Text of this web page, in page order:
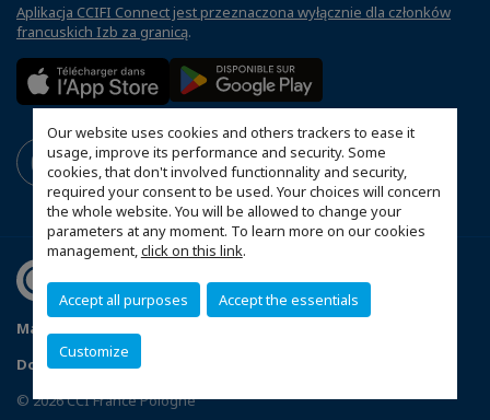
Our website uses cookies and others trackers to ease it
usage, improve its performance and security. Some
cookies, that don't involved functionnality and security,
required your consent to be used. Your choices will concern
the whole website. You will be allowed to change your
parameters at any moment. To learn more on our cookies
management,click on this link.
Accept all purposes Accept the essentials
Customize
Aplikacja CCIFI Connect jest przeznaczona wyłącznie dla członków
francuskich Izb za granicą.
Mapa witryny
Dopasuj swoje ustawienia cookies
© 2026 CCI France Pologne